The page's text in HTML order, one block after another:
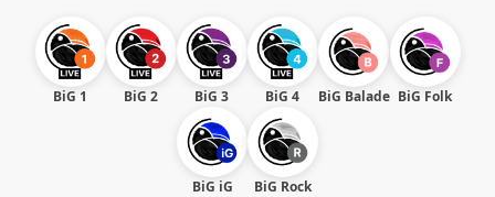
BiG 1 BiG 2 BiG 3 BiG 4 BiG Balade BiG Folk
BiG iG BiG Rock